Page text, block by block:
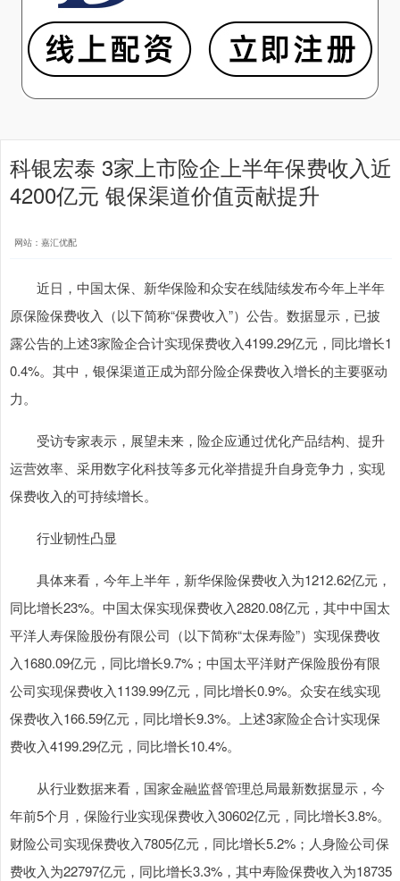
科银宏泰 3家上市险企上半年保费收入近
4200亿元 银保渠道价值贡献提升
网站：嘉汇优配
近日，中国太保、新华保险和众安在线陆续发布今年上半年
原保险保费收入（以下简称“保费收入”）公告。数据显示，已披
露公告的上述3家险企合计实现保费收入4199.29亿元，同比增长1
0.4%。其中，银保渠道正成为部分险企保费收入增长的主要驱动
力。
受访专家表示，展望未来，险企应通过优化产品结构、提升
运营效率、采用数字化科技等多元化举措提升自身竞争力，实现
保费收入的可持续增长。
行业韧性凸显
具体来看，今年上半年，新华保险保费收入为1212.62亿元，
同比增长23%。中国太保实现保费收入2820.08亿元，其中中国太
平洋人寿保险股份有限公司（以下简称“太保寿险”）实现保费收
入1680.09亿元，同比增长9.7%；中国太平洋财产保险股份有限
公司实现保费收入1139.99亿元，同比增长0.9%。众安在线实现
保费收入166.59亿元，同比增长9.3%。上述3家险企合计实现保
费收入4199.29亿元，同比增长10.4%。
从行业数据来看，国家金融监督管理总局最新数据显示，今
年前5个月，保险行业实现保费收入30602亿元，同比增长3.8%。
财险公司实现保费收入7805亿元，同比增长5.2%；人身险公司保
费收入为22797亿元，同比增长3.3%，其中寿险保费收入为18735